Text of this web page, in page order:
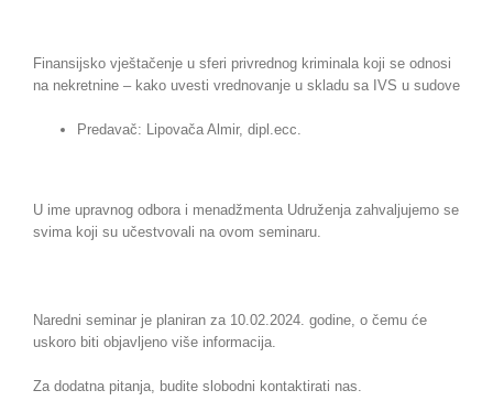
Finansijsko vještačenje u sferi privrednog kriminala koji se odnosi
na nekretnine – kako uvesti vrednovanje u skladu sa IVS u sudove
Predavač: Lipovača Almir, dipl.ecc.
U ime upravnog odbora i menadžmenta Udruženja zahvaljujemo se
svima koji su učestvovali na ovom seminaru.
Naredni seminar je planiran za 10.02.2024. godine, o čemu će
uskoro biti objavljeno više informacija.
Za dodatna pitanja, budite slobodni kontaktirati nas.